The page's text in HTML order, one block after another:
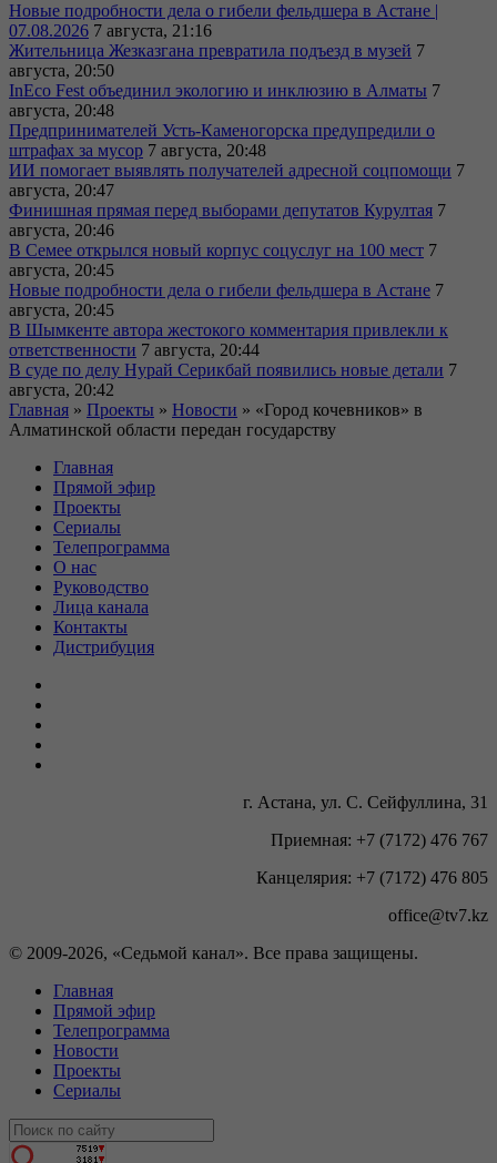
Новые подробности дела о гибели фельдшера в Астане |
07.08.2026 7 августа, 21:16
Жительница Жезказгана превратила подъезд в музей 7
августа, 20:50
InEco Fest объединил экологию и инклюзию в Алматы 7
августа, 20:48
Предпринимателей Усть-Каменогорска предупредили о
штрафах за мусор 7 августа, 20:48
ИИ помогает выявлять получателей адресной соцпомощи 7
августа, 20:47
Финишная прямая перед выборами депутатов Курултая 7
августа, 20:46
В Семее открылся новый корпус соцуслуг на 100 мест 7
августа, 20:45
Новые подробности дела о гибели фельдшера в Астане 7
августа, 20:45
В Шымкенте автора жестокого комментария привлекли к
ответственности 7 августа, 20:44
В суде по делу Нурай Серикбай появились новые детали 7
августа, 20:42
Главная » Проекты » Новости » «Город кочевников» в
Алматинской области передан государству
Главная
Прямой эфир
Проекты
Сериалы
Телепрограмма
О нас
Руководство
Лица канала
Контакты
Дистрибуция
г. Астана, ул. С. Сейфуллина, 31
Приемная: +7 (7172) 476 767
Канцелярия: +7 (7172) 476 805
office@tv7.kz
© 2009-2026, «Седьмой канал». Все права защищены.
Главная
Прямой эфир
Телепрограмма
Новости
Проекты
Сериалы